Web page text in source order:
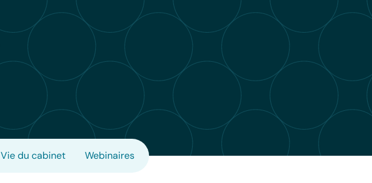
Vie du cabinet Webinaires